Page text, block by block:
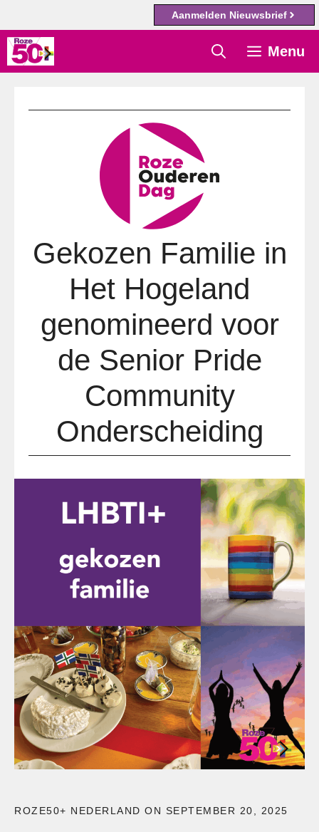
Aanmelden Nieuwsbrief
Ga
naar
inhoud
Menu
Gekozen Familie in
Het Hogeland
genomineerd voor
de Senior Pride
Community
Onderscheiding
ROZE50+ NEDERLAND ON SEPTEMBER 20, 2025